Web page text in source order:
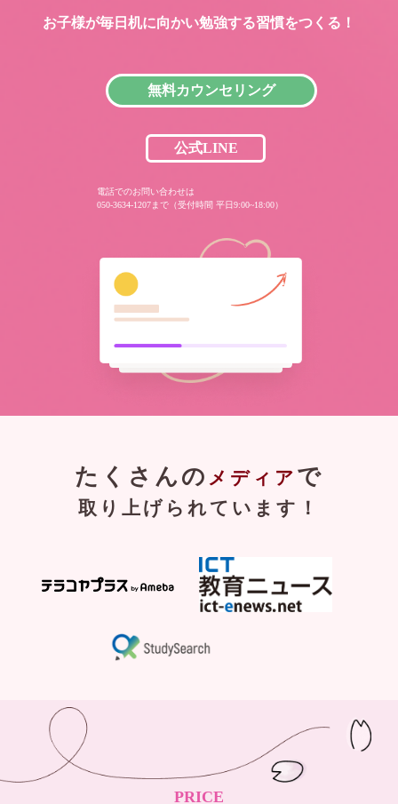
お子様が毎日机に向かい勉強する習慣をつくる！
無料カウンセリング
公式LINE
電話でのお問い合わせは
050-3634-1207まで（受付時間 平日9:00~18:00）
たくさんの メディア で
取り上げられています！
PRICE